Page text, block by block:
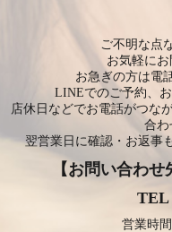
ご不明な点
お気軽にお
お急ぎの方は電
LINEでのご予約、
店休日などでお電話がつな
合わ
翌営業日に確認・お返事
【お問い合わせ
TEL
営業時